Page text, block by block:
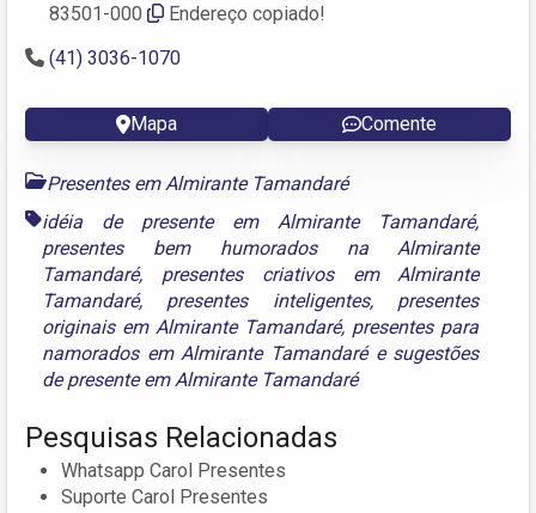
83501-000
Endereço copiado!
(41) 3036-1070
Mapa Comente
Presentes em Almirante Tamandaré
idéia de presente em Almirante Tamandaré,
presentes bem humorados na Almirante
Tamandaré, presentes criativos em Almirante
Tamandaré, presentes inteligentes, presentes
originais em Almirante Tamandaré, presentes para
namorados em Almirante Tamandarée sugestões
de presente em Almirante Tamandaré
Pesquisas Relacionadas
Whatsapp Carol Presentes
Suporte Carol Presentes